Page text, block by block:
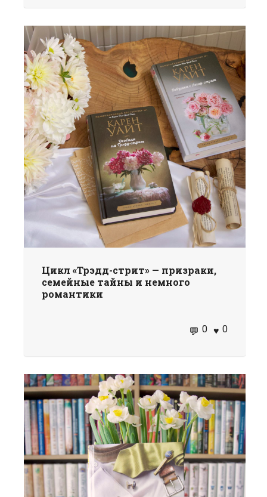
Цикл «Трэдд-стрит» — призраки,
семейные тайны и немного
романтики
0 0